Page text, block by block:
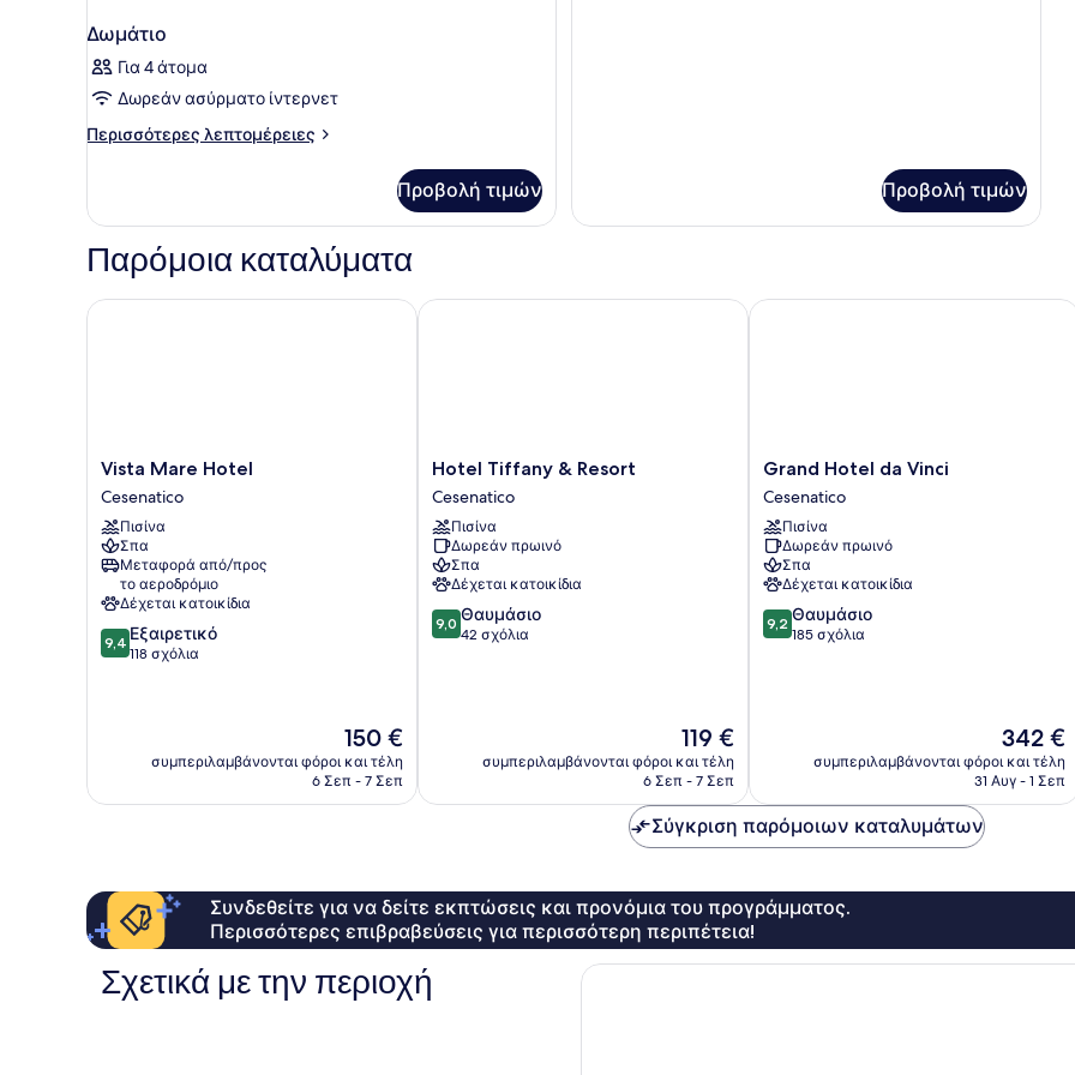
Δωμάτιο
Για 4 άτομα
Δωρεάν ασύρματο ίντερνετ
Περισσότερες λεπτομέρειες
Περισσότερες
Προβολή τιμών Προβολή τιμών
Παρόμοια καταλύματα
Vista
Mare
Hotel
Cesenatico
Vista Mare Hotel
Cesenatico
Πισίνα
Σπα
Μεταφορά από/προς
το αεροδρόμιο
Δέχεται κατοικίδια
9.4
στα
9,4 Εξαιρετικό
118 σχόλια
Η
τιμή
είναι
150 €
συμπεριλαμβάνονται φόροι και τέλη
6 Σεπ - 7 Σεπ
Vista Mare Hotel
Hotel
Tiffany
&
Resort
Cesenatico
Hotel Tiffany & Resort
Cesenatico
Πισίνα
Δωρεάν πρωινό
Σπα
Δέχεται κατοικίδια
9.0
στα
9,0 Θαυμάσιο
42 σχόλια
Η
τιμή
είναι
119 €
συμπεριλαμβάνονται φόροι και τέλη
6 Σεπ - 7 Σεπ
Hotel Tiffany & Resort
Grand
Hotel
da
Vinci
Cesenatico
Grand Hotel da Vinci
Cesenatico
Πισίνα
Δωρεάν πρωινό
Σπα
Δέχεται κατοικίδια
9.2
στα
9,2 Θαυμάσιο
185 σχόλια
Η
τιμή
είναι
342 €
συμπεριλαμβάνονται φόροι και τέλη
31 Αυγ - 1 Σεπ
Grand Hotel da Vinci
Σύγκριση παρόμοιων καταλυμάτων
Συνδεθείτε για να δείτε εκπτώσεις και προνόμια του προγράμματος.
Περισσότερες επιβραβεύσεις για περισσότερη περιπέτεια!
Σχετικά με την περιοχή